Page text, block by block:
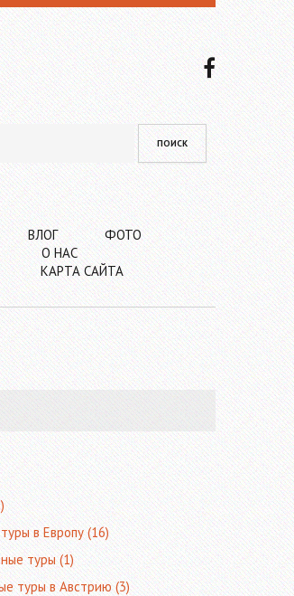
ВЛОГ
ФОТО
О НАС
КАРТА САЙТА
в Европу(16)
туры(1)
туры в Австрию(3)